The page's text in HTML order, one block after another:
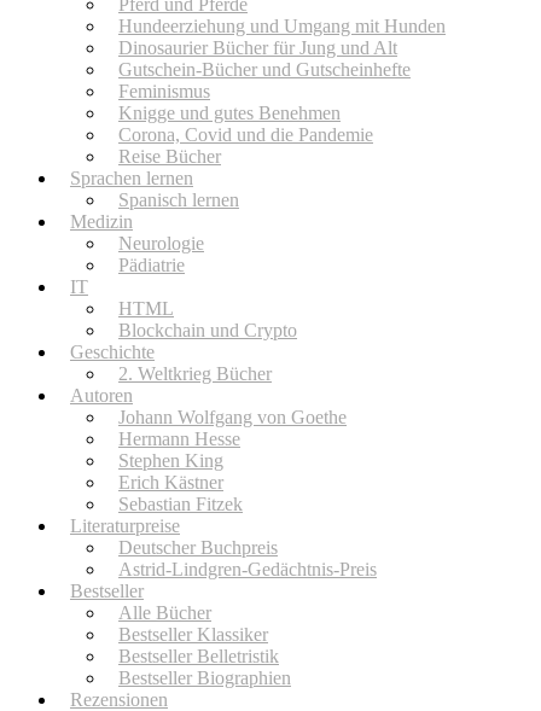
Pferd und Pferde
Hundeerziehung und Umgang mit Hunden
Dinosaurier Bücher für Jung und Alt
Gutschein-Bücher und Gutscheinhefte
Feminismus
Knigge und gutes Benehmen
Corona, Covid und die Pandemie
Reise Bücher
Sprachen lernen
Spanisch lernen
Medizin
Neurologie
Pädiatrie
IT
HTML
Blockchain und Crypto
Geschichte
2. Weltkrieg Bücher
Autoren
Johann Wolfgang von Goethe
Hermann Hesse
Stephen King
Erich Kästner
Sebastian Fitzek
Literaturpreise
Deutscher Buchpreis
Astrid-Lindgren-Gedächtnis-Preis
Bestseller
Alle Bücher
Bestseller Klassiker
Bestseller Belletristik
Bestseller Biographien
Rezensionen